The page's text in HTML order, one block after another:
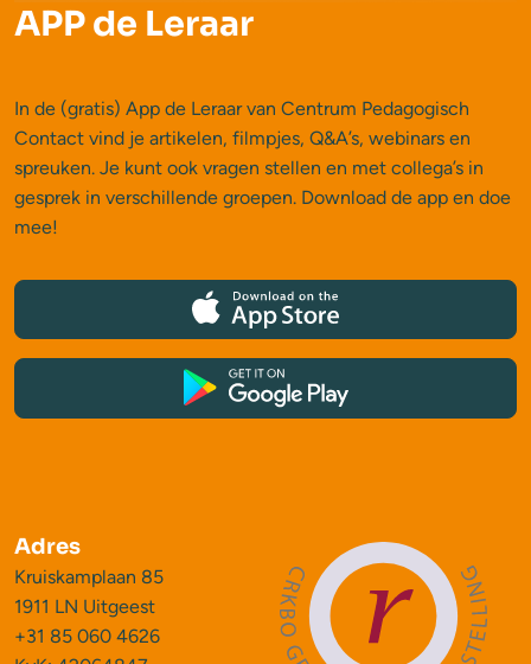
APP de Leraar
In de (gratis) App de Leraar van Centrum Pedagogisch
Contact vind je artikelen, filmpjes, Q&A’s, webinars en
spreuken. Je kunt ook vragen stellen en met collega’s in
gesprek in verschillende groepen. Download de app en doe
mee!
Adres
Kruiskamplaan 85
1911 LN Uitgeest
+31 85 060 4626